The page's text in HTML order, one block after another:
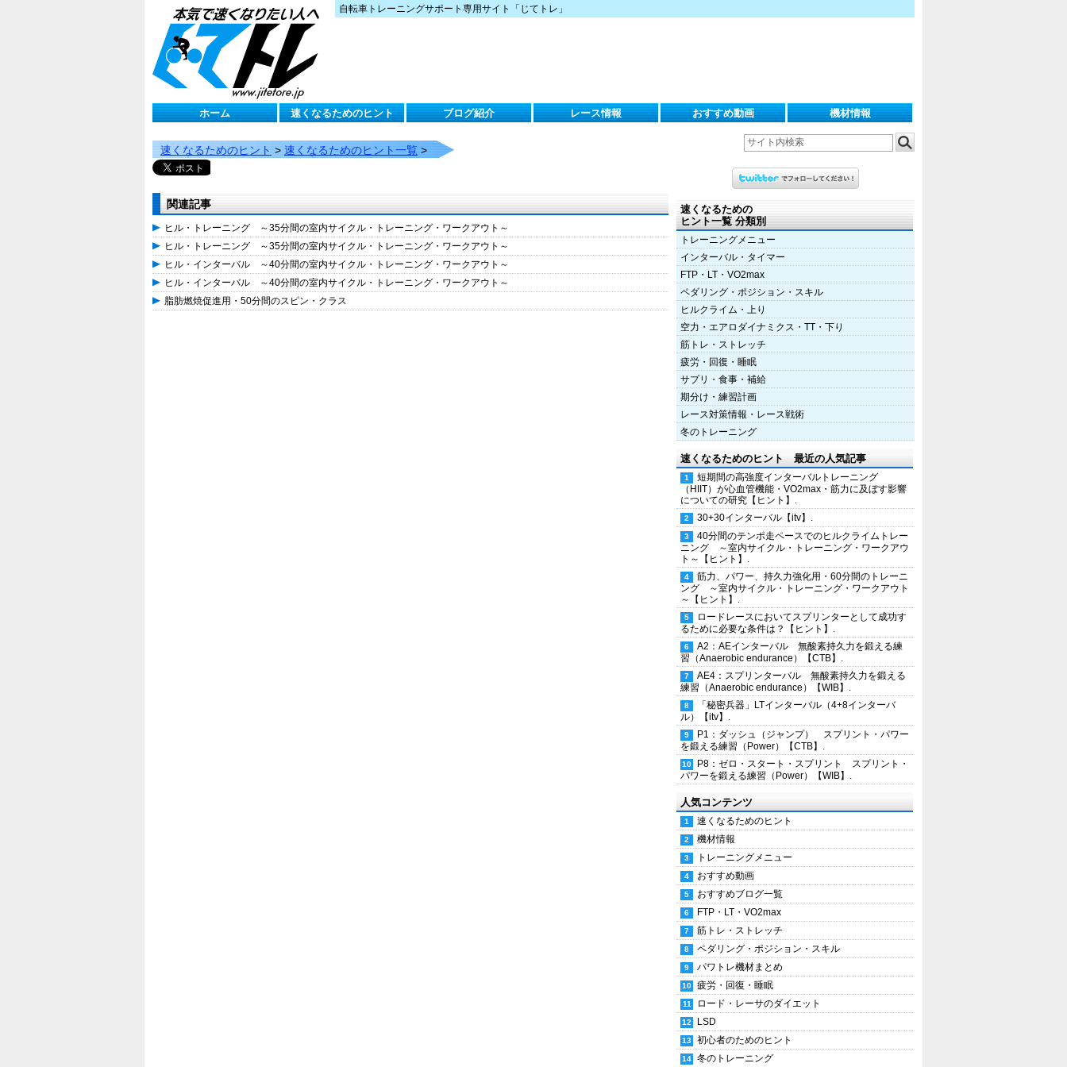
自転車トレーニングサポート専用サイト「じてトレ」
ホーム 速くなるためのヒント ブログ紹介 レース情報 おすすめ動画 機材情報
速くなるためのヒント > 速くなるためのヒント一覧 >
関連記事
ヒル・トレーニング ～35分間の室内サイクル・トレーニング・ワークアウト～
ヒル・トレーニング ～35分間の室内サイクル・トレーニング・ワークアウト～
ヒル・インターバル ～40分間の室内サイクル・トレーニング・ワークアウト～
ヒル・インターバル ～40分間の室内サイクル・トレーニング・ワークアウト～
脂肪燃焼促進用・50分間のスピン・クラス
速くなるための
ヒント一覧 分類別
トレーニングメニュー
インターバル・タイマー
FTP・LT・VO2max
ペダリング・ポジション・スキル
ヒルクライム・上り
空力・エアロダイナミクス・TT・下り
筋トレ・ストレッチ
疲労・回復・睡眠
サプリ・食事・補給
期分け・練習計画
レース対策情報・レース戦術
冬のトレーニング
速くなるためのヒント 最近の人気記事
短期間の高強度インターバルトレーニング
（HIIT）が心血管機能・VO2max・筋力に及ぼす影響
についての研究【ヒント】.
30+30インターバル【itv】.
40分間のテンポ走ペースでのヒルクライムトレー
ニング ～室内サイクル・トレーニング・ワークアウ
ト～【ヒント】.
筋力、パワー、持久力強化用・60分間のトレーニ
ング ～室内サイクル・トレーニング・ワークアウト
～【ヒント】.
ロードレースにおいてスプリンターとして成功す
るために必要な条件は？【ヒント】.
A2：AEインターバル 無酸素持久力を鍛える練
習（Anaerobic endurance）【CTB】.
AE4：スプリンターバル 無酸素持久力を鍛える
練習（Anaerobic endurance）【WIB】.
「秘密兵器」LTインターバル（4+8インターバ
ル）【itv】.
P1：ダッシュ（ジャンプ） スプリント・パワー
を鍛える練習（Power）【CTB】.
P8：ゼロ・スタート・スプリント スプリント・
パワーを鍛える練習（Power）【WIB】.
人気コンテンツ
速くなるためのヒント
機材情報
トレーニングメニュー
おすすめ動画
おすすめブログ一覧
FTP・LT・VO2max
筋トレ・ストレッチ
ペダリング・ポジション・スキル
パワトレ機材まとめ
疲労・回復・睡眠
ロード・レーサのダイエット
LSD
初心者のためのヒント
冬のトレーニング